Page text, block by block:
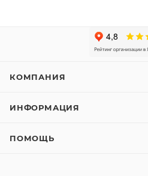
КОМПАНИЯ
ИНФОРМАЦИЯ
ПОМОЩЬ